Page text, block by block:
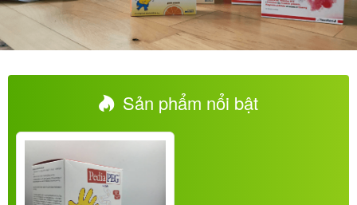
Sản phẩm nổi bật